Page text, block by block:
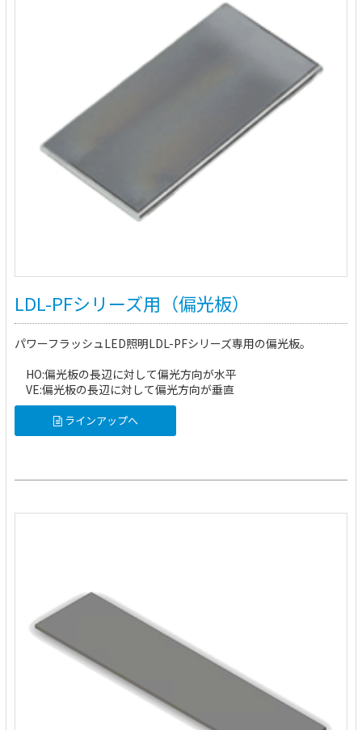
LDL-PFシリーズ用（偏光板）
パワーフラッシュLED照明LDL-PFシリーズ専用の偏光板。
HO:偏光板の長辺に対して偏光方向が水平
VE:偏光板の長辺に対して偏光方向が垂直
ラインアップへ